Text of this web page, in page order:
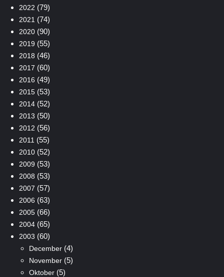
2022 (79)
2021 (74)
2020(90)
2019 (55)
2018 (46)
2017 (60)
2016 (49)
2015(53)
2014(52)
2013 (50)
2012 (56)
2011 (55)
2010(52)
2009 (53)
2008 (53)
2007 (57)
2006 (63)
2005(66)
2004(65)
2003 (60)
December(4)
November(5)
Oktober(5)